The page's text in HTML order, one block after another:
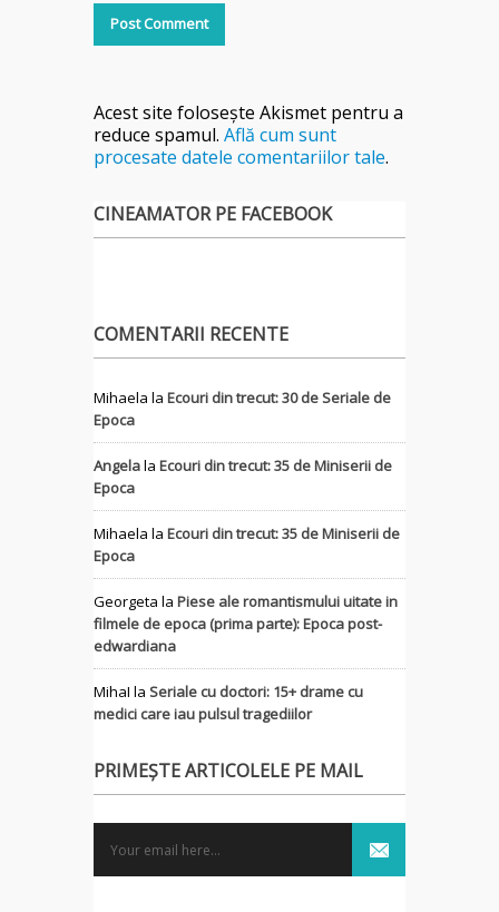
Acest site folosește Akismet pentru a
reduce spamul. Află cum sunt
procesate datele comentariilor tale.
CINEAMATOR PE FACEBOOK
COMENTARII RECENTE
Mihaela la Ecouri din trecut: 30 de Seriale de
Epoca
Angelala Ecouri din trecut: 35 de Miniserii de
Epoca
Mihaela la Ecouri din trecut: 35 de Miniserii de
Epoca
Georgeta la Piese ale romantismului uitate in
filmele de epoca (prima parte): Epoca post-
edwardiana
MihaI la Seriale cu doctori: 15+ drame cu
medici care iau pulsul tragediilor
PRIMEȘTE ARTICOLELE PE MAIL